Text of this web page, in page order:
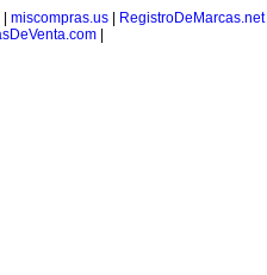
miscompras.us| RegistroDeMarcas.net|
|